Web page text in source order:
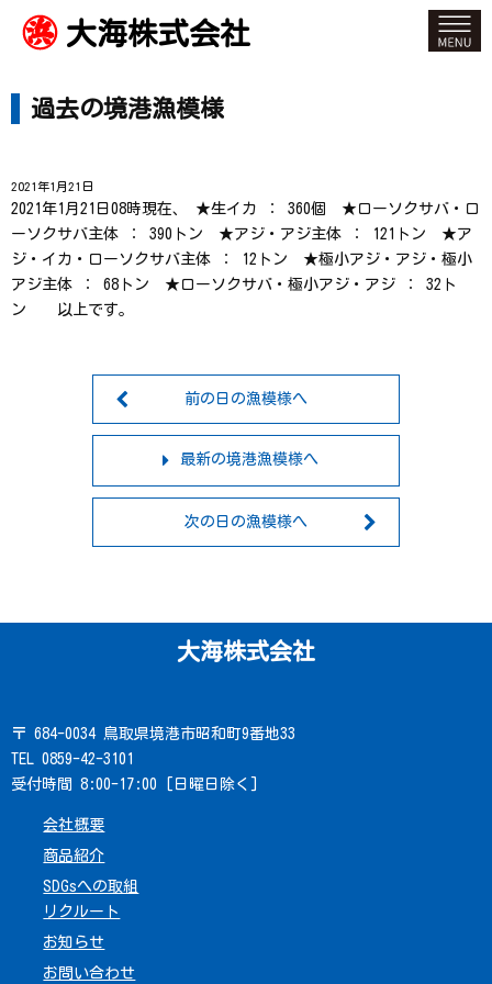
大海株式会社
過去の境港漁模様
2021年1月21日
2021年1月21日08時現在、 ★生イカ ： 360個 ★ローソクサバ・ロ
ーソクサバ主体 ： 390トン ★アジ・アジ主体 ： 121トン ★ア
ジ・イカ・ローソクサバ主体 ： 12トン ★極小アジ・アジ・極小
アジ主体 ： 68トン ★ローソクサバ・極小アジ・アジ ： 32ト
ン 以上です。
前の日の漁模様へ
最新の境港漁模様へ
次の日の漁模様へ
大海株式会社
〒 684-0034 鳥取県境港市昭和町9番地33
TEL 0859-42-3101
受付時間 8:00-17:00 [日曜日除く]
会社概要
商品紹介
SDGsへの取組
リクルート
お知らせ
お問い合わせ